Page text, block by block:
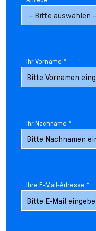
Ihr Vorname *
Ihr Nachname *
Ihre E-Mail-Adresse *